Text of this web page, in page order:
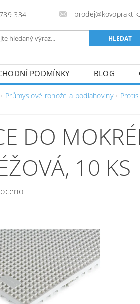
334
PODMÍNKY BLOG
Průmyslové rohože a podlahoviny
DO
10 KS